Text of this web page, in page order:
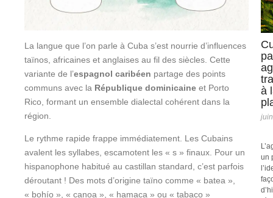
La langue que l’on parle à Cuba s’est nourrie d’influences
taïnos, africaines et anglaises au fil des siècles. Cette
variante de l’espagnol caribéen partage des points
communs avec la République dominicaine et Porto
Rico, formant un ensemble dialectal cohérent dans la
région.
Le rythme rapide frappe immédiatement. Les Cubains
avalent les syllabes, escamotent les « s » finaux. Pour un
hispanophone habitué au castillan standard, c’est parfois
déroutant ! Des mots d’origine taïno comme « batea »,
« bohío », « canoa », « hamaca » ou « tabaco »
à
un